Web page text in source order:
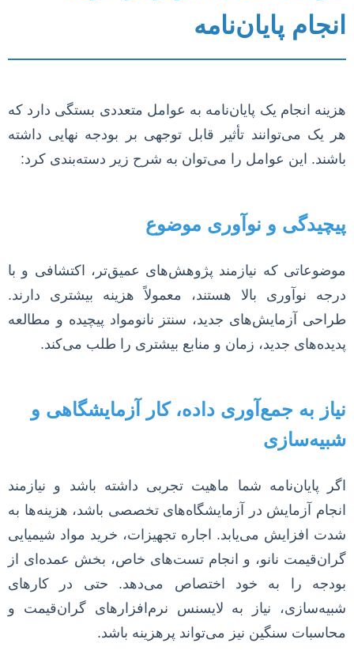
انجام پایان‌نامه
هزینه انجام یک پایان‌نامه به عوامل متعددی بستگی دارد که
هر یک می‌توانند تأثیر قابل توجهی بر بودجه نهایی داشته
باشند. این عوامل را می‌توان به شرح زیر دسته‌بندی کرد:
پیچیدگی و نوآوری موضوع
موضوعاتی که نیازمند پژوهش‌های عمیق‌تر، اکتشافی و با
درجه نوآوری بالا هستند، معمولاً هزینه بیشتری دارند.
طراحی آزمایش‌های جدید، سنتز نانومواد پیچیده و مطالعه
پدیده‌های جدید، زمان و منابع بیشتری را طلب می‌کند.
نیاز به جمع‌آوری داده، کار آزمایشگاهی و
شبیه‌سازی
اگر پایان‌نامه شما ماهیت تجربی داشته باشد و نیازمند
انجام آزمایش در آزمایشگاه‌های تخصصی باشد، هزینه‌ها به
شدت افزایش می‌یابد. اجاره تجهیزات، خرید مواد شیمیایی
گران‌قیمت نانو، و انجام تست‌های خاص، بخش عمده‌ای از
بودجه را به خود اختصاص می‌دهد. حتی در کارهای
شبیه‌سازی، نیاز به لایسنس نرم‌افزارهای گران‌قیمت و
محاسبات سنگین نیز می‌تواند پرهزینه باشد.